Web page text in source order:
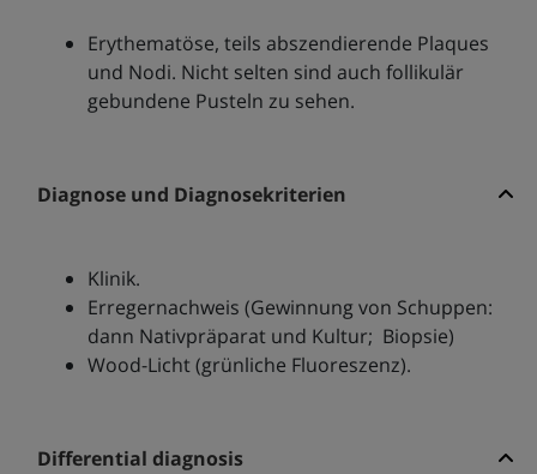
Erythematöse, teils abszendierende Plaques
und Nodi. Nicht selten sind auch follikulär
gebundene Pusteln zu sehen.
Diagnose und Diagnosekriterien
Klinik.
Erregernachweis (Gewinnung von Schuppen:
dann Nativpräparat und Kultur; Biopsie)
Wood-Licht (grünliche Fluoreszenz).
Differential diagnosis